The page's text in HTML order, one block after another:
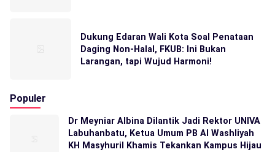
Dukung Edaran Wali Kota Soal Penataan
Daging Non-Halal, FKUB: Ini Bukan
Larangan, tapi Wujud Harmoni!
Populer
Dr Meyniar Albina Dilantik Jadi Rektor UNIVA
Labuhanbatu, Ketua Umum PB Al Washliyah
KH Masyhuril Khamis Tekankan Kampus Hijau